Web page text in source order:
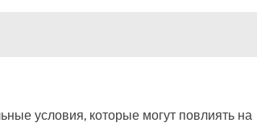
условия, которые могут повлиять на